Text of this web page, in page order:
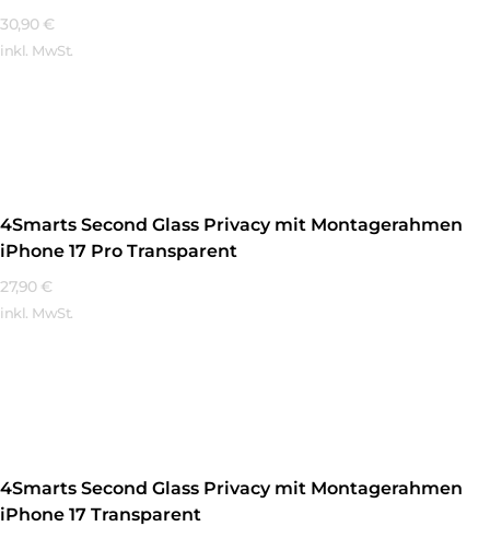
30,90 €
inkl. MwSt.
4Smarts Second Glass Privacy mit Montagerahmen
iPhone 17 Pro Transparent
27,90 €
inkl. MwSt.
4Smarts Second Glass Privacy mit Montagerahmen
iPhone 17 Transparent